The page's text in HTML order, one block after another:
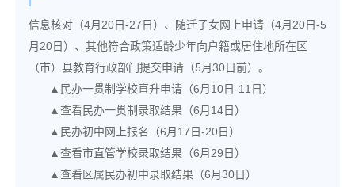
信息核对（4月20日-27日）、随迁子女网上申请（4月20日-5
月20日）、其他符合政策适龄少年向户籍或居住地所在区
（市）县教育行政部门提交申请（5月30日前）。
▲民办一贯制学校直升申请（6月10日-11日）
▲查看民办一贯制录取结果（6月14日）
▲民办初中网上报名（6月17日-20日）
▲查看市直管学校录取结果（6月29日）
▲查看区属民办初中录取结果（6月30日）